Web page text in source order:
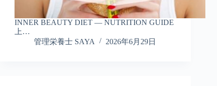
INNER BEAUTY DIET — NUTRITION GUIDE
上…
管理栄養士 SAYA
2026年6月29日